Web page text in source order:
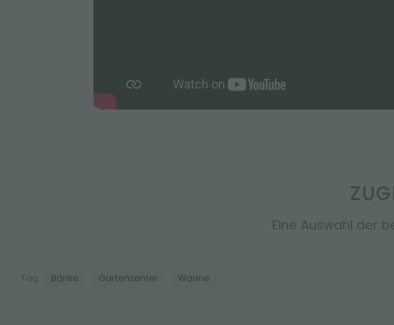
Eine Auswahl der
Tag: Bänke Gartenzenter Wanne